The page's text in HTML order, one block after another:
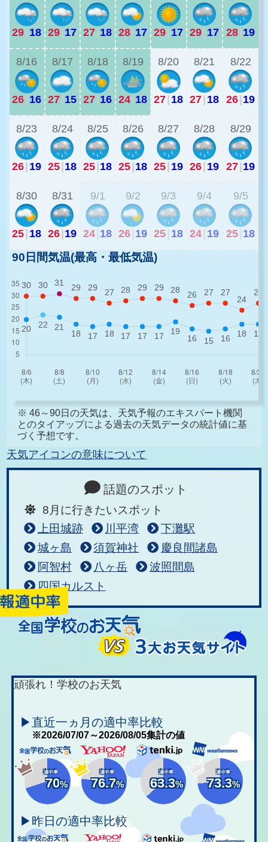
29| 18 29|17 27|18 28|17 29| 17 29| 17 28|19
8/16
26| 16
8/17
27|15
8/18
27|16
8/19
24|18
8/20
27| 18
8/21
27| 18
8/22
26|19
8/23
26| 19
8/24
25|18
8/25
25|18
8/26
25|18
8/27
25| 19
8/28
26| 19
8/29
27|19
8/30
25| 18
8/31
26|19
9/1
24 18
9/2
26 19
9/3
25 18
9/4
24 19
9/5
25 18
90日間気温(最高・最低気温)
※ 46～90日の天気は、天気予報のエキスパート機関
とのタイアップによる過去の天気データの統計値に基
づく予想です。
天気アイコンの意味について
話題のスポット
8月に行きたいスポット
上田城跡
川平湾
下灘駅
城ヶ島
須賀神社
慶良間諸島
阿智村
八ヶ岳
波照間島
四国カルスト
頑張れ！学校のお天気
▶直近一ヵ月の適中率比較
※2026/07/07～2026/08/05集計の値
適中率
70%
適中率
76.7%
適中率
63.3%
適中率
73.3%
▶昨日の適中率比較